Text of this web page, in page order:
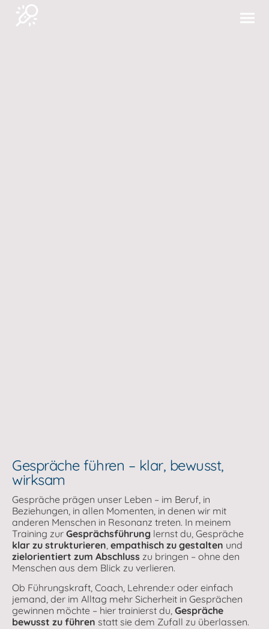
Gespräche führen – klar, bewusst,
wirksam
Gespräche prägen unser Leben – im Beruf, in
Beziehungen, in allen Momenten, in denen wir mit
anderen Menschen in Resonanz treten. In meinem
Training zur Gesprächsführung lernst du, Gespräche
klar zu strukturieren, empathisch zu gestalten und
zielorientiert zum Abschluss zu bringen – ohne den
Menschen aus dem Blick zu verlieren.
Ob Führungskraft, Coach, Lehrende:r oder einfach
jemand, der im Alltag mehr Sicherheit in Gesprächen
gewinnen möchte – hier trainierst du, Gespräche
bewusst zu führen statt sie dem Zufall zu überlassen.